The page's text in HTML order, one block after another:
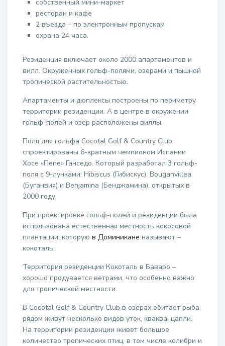
собственный мини-маркет
ресторан и кафе
2 въезда – по электронным пропускам
охрана 24 часа.
Резиденция включает около 2000 апартаментов и
вилл. Окруженных гольф-полями, озерами и пышной
тропической растительностью.
Апартаменты и дюплексы построены по периметру
территории резиденции. А в центре в окружении
гольф-полей и озер расположены виллы.
Поля для гольфа Cocotal Golf & Country Club
спроектированы 6-кратным чемпионом Испании
Хосе «Пепе» Ганседо. Который разработал 3 гольф-
поля с 9-лунками: Hibiscus (Гибискус), Bouganvillea
(Буганвия) и Benjamina (Бенджамина), открытых в
2000 году.
При проектировке гольф-полей и резиденции была
использована естественная местность кокосовой
плантации, которую в Доминикане называют –
кокоталь.
Территория резиденции Кокоталь в Баваро –
хорошо продувается ветрами, что особенно важно
для тропической местности.
В Cocotal Golf & Country Club в озерах обитает рыба,
рядом живут несколько видов уток, кваква, цапли.
На территории резиденции живет большое
количество тропических птиц, в том числе колибри и